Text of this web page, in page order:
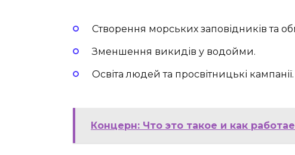
Створення морських заповідників та
Зменшення викидів у водойми.
Освіта людей та просвітницькі кампанії.
Концерн: Что это такое и как